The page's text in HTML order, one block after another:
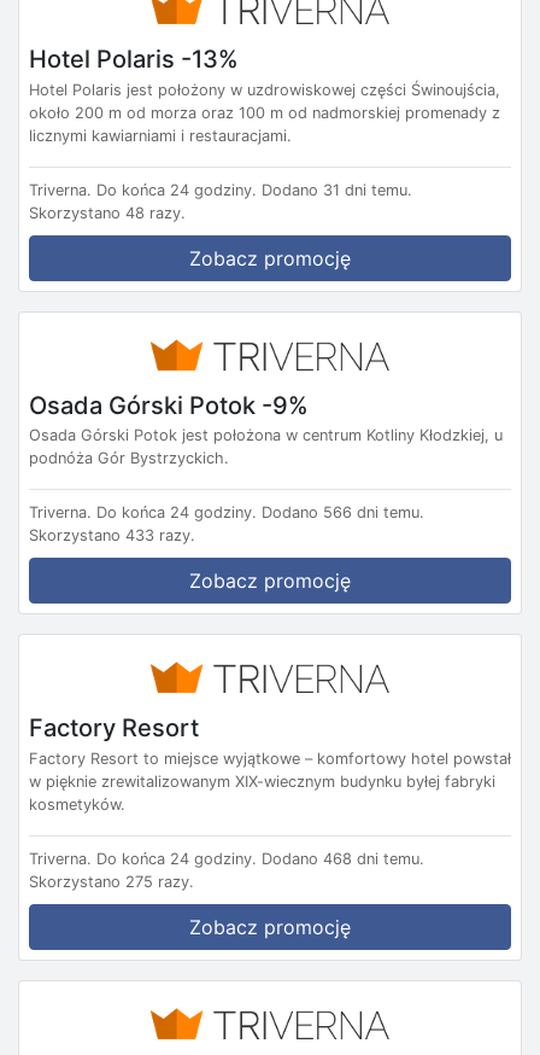
Hotel Polaris -13%
Hotel Polaris jest położony w uzdrowiskowej części Świnoujścia,
około 200 m od morza oraz 100 m od nadmorskiej promenady z
licznymi kawiarniami i restauracjami.
Triverna. Do końca 24 godziny. Dodano 31 dni temu.
Skorzystano 48 razy.
Zobacz promocję
Osada Górski Potok -9%
Osada Górski Potok jest położona w centrum Kotliny Kłodzkiej, u
podnóża Gór Bystrzyckich.
Triverna. Do końca 24 godziny. Dodano 566 dni temu.
Skorzystano 433 razy.
Zobacz promocję
Factory Resort
Factory Resort to miejsce wyjątkowe – komfortowy hotel powstał
w pięknie zrewitalizowanym XIX-wiecznym budynku byłej fabryki
kosmetyków.
Triverna. Do końca 24 godziny. Dodano 468 dni temu.
Skorzystano 275 razy.
Zobacz promocję